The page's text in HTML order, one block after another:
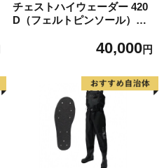
チェストハイウェーダー 420
D（フェルトピンソール）OH
40,000円